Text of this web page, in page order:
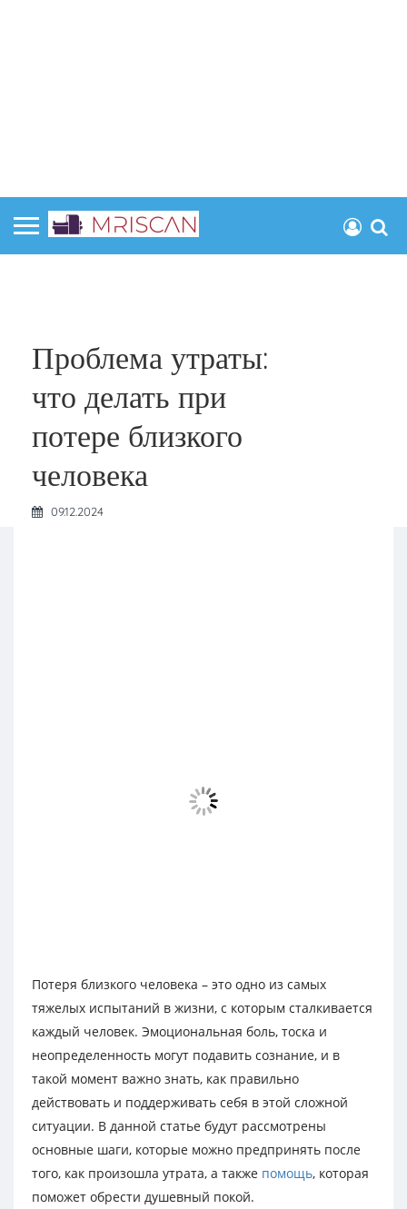
Проблема утраты:
что делать при
потере близкого
человека
09.12.2024
Потеря близкого человека – это одно из самых
тяжелых испытаний в жизни, с которым сталкивается
каждый человек. Эмоциональная боль, тоска и
неопределенность могут подавить сознание, и в
такой момент важно знать, как правильно
действовать и поддерживать себя в этой сложной
ситуации. В данной статье будут рассмотрены
основные шаги, которые можно предпринять после
того, как произошла утрата, а также помощь, которая
поможет обрести душевный покой.